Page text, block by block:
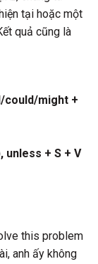
tại hoặc một
quả cũng là
could/might +
unless + S + V
this problem
anh ấy không